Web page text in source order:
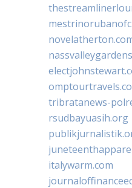
tribratanews-
rsudbayuasih.org
italywarm.com